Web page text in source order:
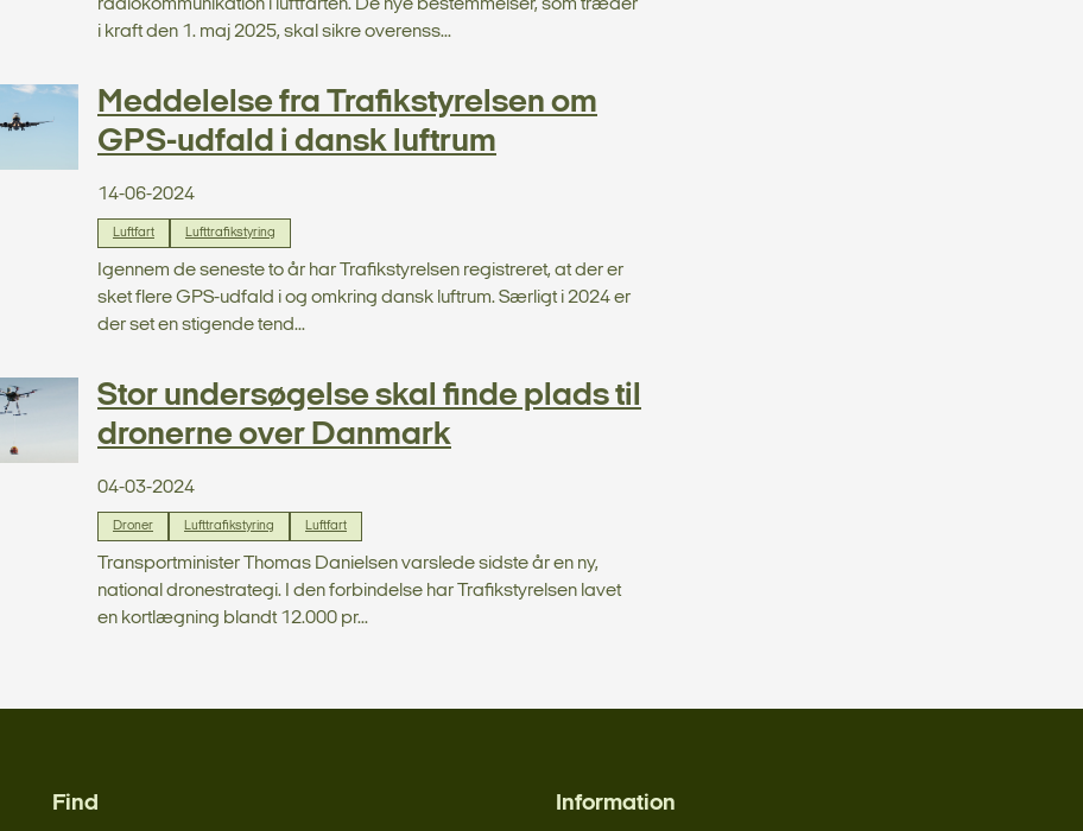
radiokommunikation i luftfarten. De nye bestemmelser, som træder
i kraft den 1. maj 2025, skal sikre overenss...
Meddelelse fra Trafikstyrelsen om
GPS-udfald i dansk luftrum
14-06-2024
Luftfart Lufttrafikstyring
Igennem de seneste to år har Trafikstyrelsen registreret, at der er
sket flere GPS-udfald i og omkring dansk luftrum. Særligt i 2024 er
der set en stigende tend...
Stor undersøgelse skal finde plads til
dronerne over Danmark
04-03-2024
Droner Lufttrafikstyring Luftfart
Transportminister Thomas Danielsen varslede sidste år en ny,
national dronestrategi. I den forbindelse har Trafikstyrelsen lavet
en kortlægning blandt 12.000 pr...
Find Information